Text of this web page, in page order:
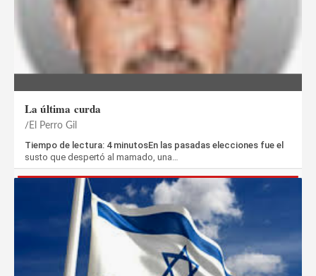
La última curda
El Perro Gil
Tiempo de lectura: 4 minutosEn las pasadas elecciones fue el
susto que despertó al mamado, una…